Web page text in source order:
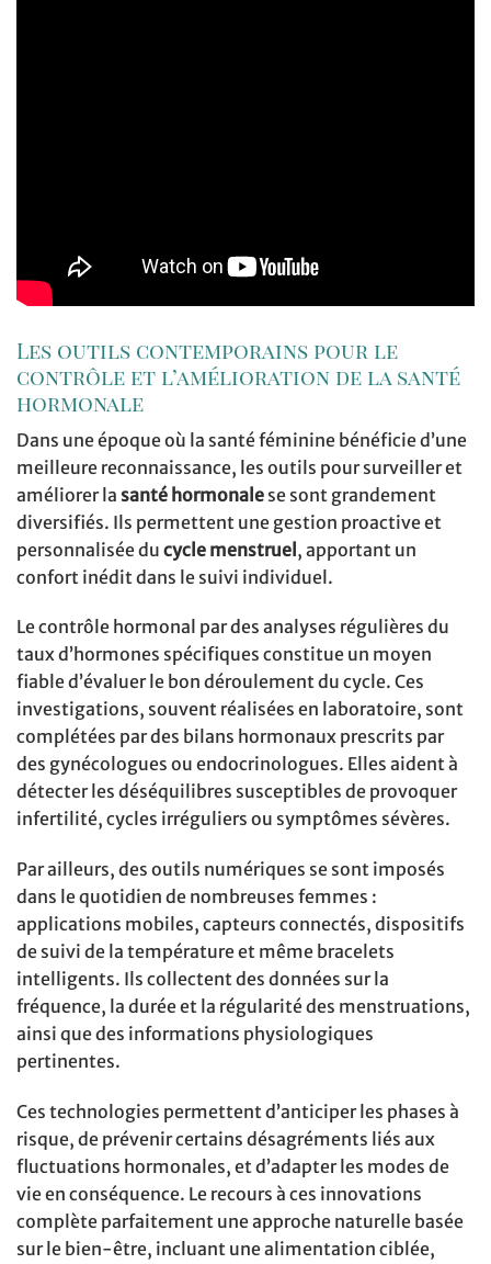
Les outils contemporains pour le
contrôle et l’amélioration de la santé
hormonale
Dans une époque où la santé féminine bénéficie d’une
meilleure reconnaissance, les outils pour surveiller et
améliorer la santé hormonale se sont grandement
diversifiés. Ils permettent une gestion proactive et
personnalisée du cycle menstruel, apportant un
confort inédit dans le suivi individuel.
Le contrôle hormonal par des analyses régulières du
taux d’hormones spécifiques constitue un moyen
fiable d’évaluer le bon déroulement du cycle. Ces
investigations, souvent réalisées en laboratoire, sont
complétées par des bilans hormonaux prescrits par
des gynécologues ou endocrinologues. Elles aident à
détecter les déséquilibres susceptibles de provoquer
infertilité, cycles irréguliers ou symptômes sévères.
Par ailleurs, des outils numériques se sont imposés
dans le quotidien de nombreuses femmes :
applications mobiles, capteurs connectés, dispositifs
de suivi de la température et même bracelets
intelligents. Ils collectent des données sur la
fréquence, la durée et la régularité des menstruations,
ainsi que des informations physiologiques
pertinentes.
Ces technologies permettent d’anticiper les phases à
risque, de prévenir certains désagréments liés aux
fluctuations hormonales, et d’adapter les modes de
vie en conséquence. Le recours à ces innovations
complète parfaitement une approche naturelle basée
sur le bien-être, incluant une alimentation ciblée,